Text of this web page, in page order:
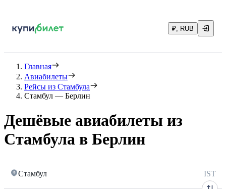
₽, RUB
Главная
Авиабилеты
Рейсы из Стамбула
Стамбул — Берлин
Дешёвые авиабилеты из
Стамбула в Берлин
Стамбул IST